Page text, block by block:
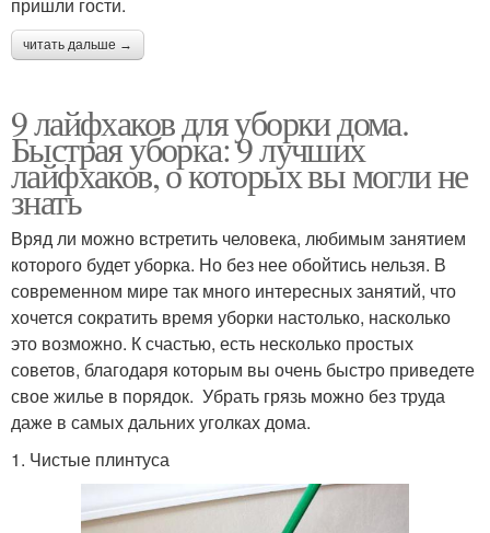
читать дальше →
9 лайфхаков для уборки дома.
Быстрая уборка: 9 лучших
лайфхаков, о которых вы могли не
знать
Вряд ли можно встретить человека, любимым занятием
которого будет уборка. Но без нее обойтись нельзя. В
современном мире так много интересных занятий, что
хочется сократить время уборки настолько, насколько
это возможно. К счастью, есть несколько простых
советов, благодаря которым вы очень быстро приведете
свое жилье в порядок. Убрать грязь можно без труда
даже в самых дальних уголках дома.
1. Чистые плинтуса